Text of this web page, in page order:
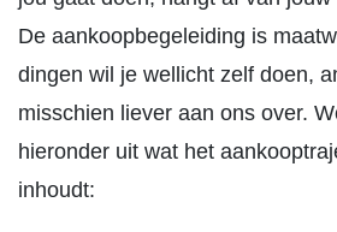
De aankoopbegeleiding is
dingen wil je wellicht zelf doen,
misschien liever aan ons over.
hieronder uit wat het
inhoudt: